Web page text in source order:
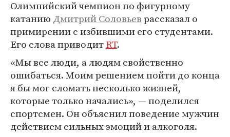
Олимпийский чемпион по фигурному
катанию Дмитрий Соловьеврассказал о
примирении с избившими его студентами.
Его слова приводитRT.
«Мы все люди, а людям свойственно
ошибаться. Моим решением пойти до конца
я бы мог сломать несколько жизней,
которые только начались», — поделился
спортсмен. Он объяснил поведение мужчин
действием сильных эмоций и алкоголя.